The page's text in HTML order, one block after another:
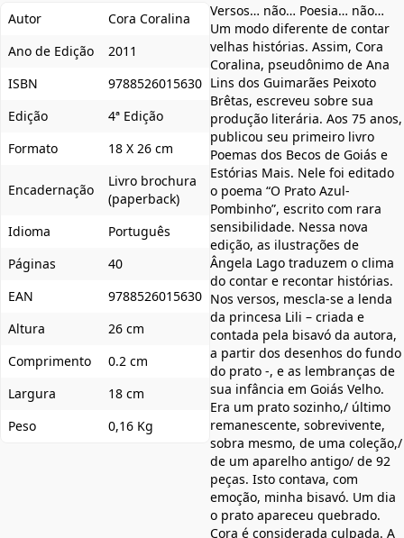
Autor
Cora Coralina
Ano de Edição
2011
ISBN
9788526015630
Edição
4ª Edição
Formato
18 X 26 cm
Encadernação
Livro brochura
(paperback)
Idioma
Português
Páginas
40
EAN
9788526015630
Altura
26 cm
Comprimento
0.2 cm
Largura
18 cm
Peso
0,16 Kg
Versos… não… Poesia… não…
Um modo diferente de contar
velhas histórias. Assim, Cora
Coralina, pseudônimo de Ana
Lins dos Guimarães Peixoto
Brêtas, escreveu sobre sua
produção literária. Aos 75 anos,
publicou seu primeiro livro
Poemas dos Becos de Goiás e
Estórias Mais. Nele foi editado
o poema “O Prato Azul-
Pombinho”, escrito com rara
sensibilidade. Nessa nova
edição, as ilustrações de
Ângela Lago traduzem o clima
do contar e recontar histórias.
Nos versos, mescla-se a lenda
da princesa Lili – criada e
contada pela bisavó da autora,
a partir dos desenhos do fundo
do prato -, e as lembranças de
sua infância em Goiás Velho.
Era um prato sozinho,/ último
remanescente, sobrevivente,
sobra mesmo, de uma coleção,/
de um aparelho antigo/ de 92
peças. Isto contava, com
emoção, minha bisavó. Um dia
o prato apareceu quebrado.
Cora é considerada culpada. A